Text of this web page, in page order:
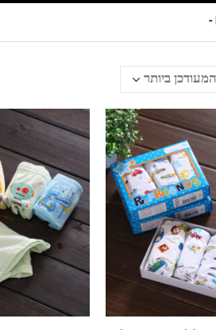
למוצר
זה
יש
מספר
סוגים.
ניתן
לבחור
את
האפשרויות
בעמוד
המוצר